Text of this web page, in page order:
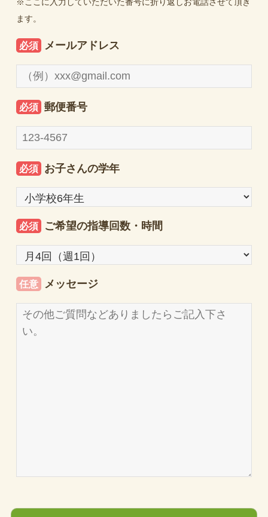
ます。
必須 メールアドレス
必須 郵便番号
必須 お子さんの学年
必須 ご希望の指導回数・時間
任意 メッセージ